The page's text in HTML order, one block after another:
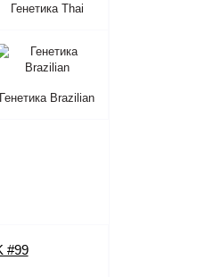
Генетика Thai
Генетика Brazilian